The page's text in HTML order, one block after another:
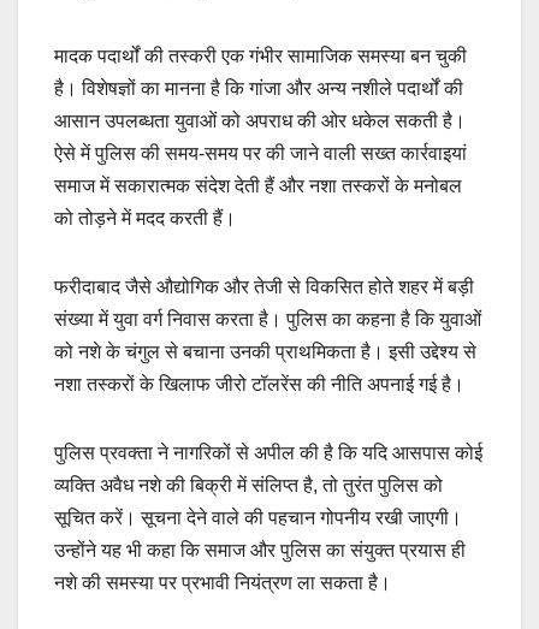
मादक पदार्थों की तस्करी एक गंभीर सामाजिक समस्या बन चुकी
है। विशेषज्ञों का मानना है कि गांजा और अन्य नशीले पदार्थों की
आसान उपलब्धता युवाओं को अपराध की ओर धकेल सकती है।
ऐसे में पुलिस की समय-समय पर की जाने वाली सख्त कार्रवाइयां
समाज में सकारात्मक संदेश देती हैं और नशा तस्करों के मनोबल
को तोड़ने में मदद करती हैं।
फरीदाबाद जैसे औद्योगिक और तेजी से विकसित होते शहर में बड़ी
संख्या में युवा वर्ग निवास करता है। पुलिस का कहना है कि युवाओं
को नशे के चंगुल से बचाना उनकी प्राथमिकता है। इसी उद्देश्य से
नशा तस्करों के खिलाफ जीरो टॉलरेंस की नीति अपनाई गई है।
पुलिस प्रवक्ता ने नागरिकों से अपील की है कि यदि आसपास कोई
व्यक्ति अवैध नशे की बिक्री में संलिप्त है, तो तुरंत पुलिस को
सूचित करें। सूचना देने वाले की पहचान गोपनीय रखी जाएगी।
उन्होंने यह भी कहा कि समाज और पुलिस का संयुक्त प्रयास ही
नशे की समस्या पर प्रभावी नियंत्रण ला सकता है।